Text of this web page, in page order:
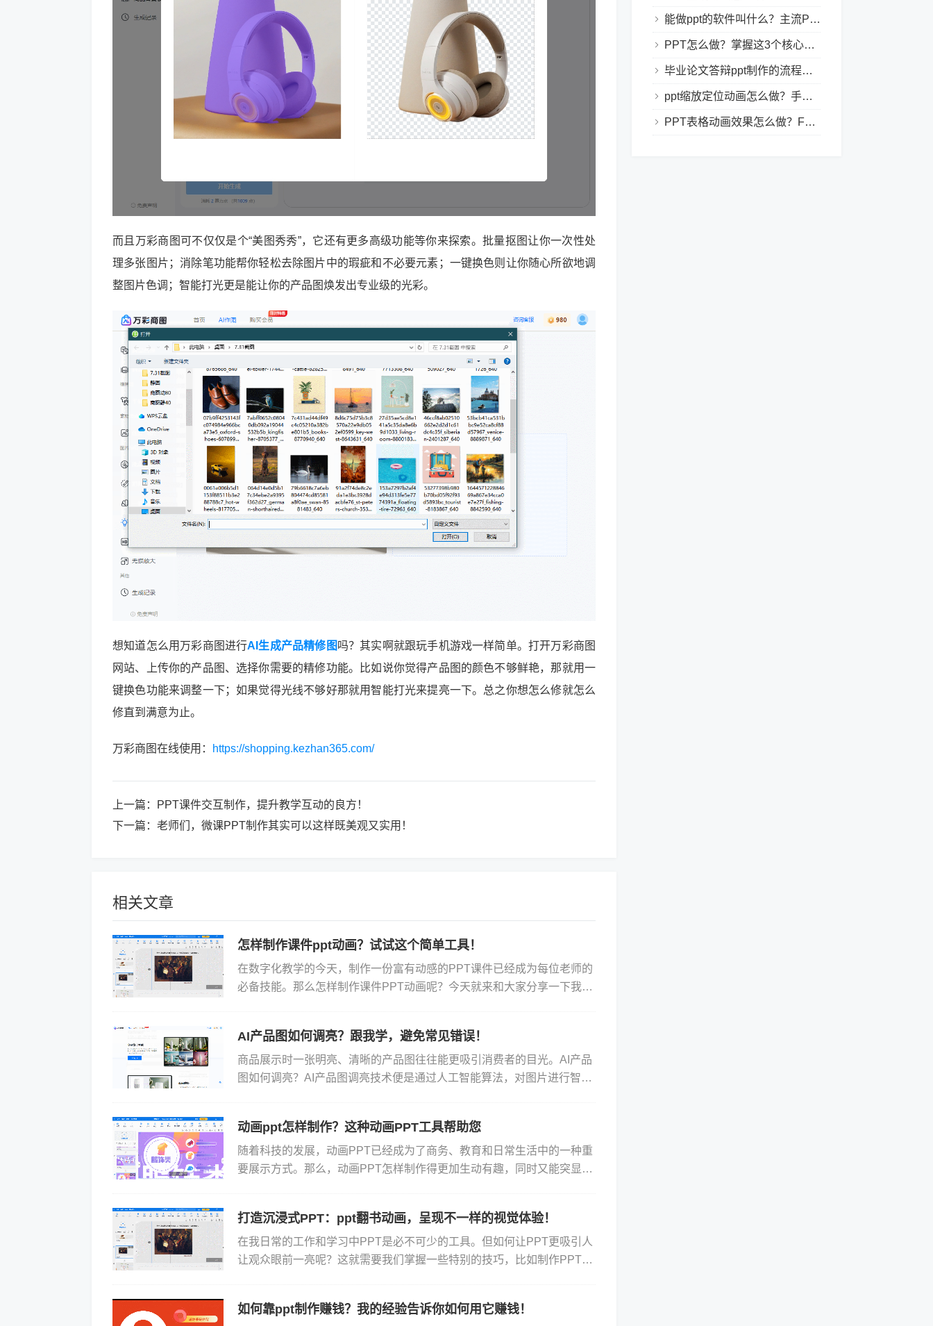
而且万彩商图可不仅仅是个“美图秀秀”，它还有更多高级功能等你来探索。批量抠图让你一次性处
理多张图片；消除笔功能帮你轻松去除图片中的瑕疵和不必要元素；一键换色则让你随心所欲地调
整图片色调；智能打光更是能让你的产品图焕发出专业级的光彩。
想知道怎么用万彩商图进行AI生成产品精修图 吗？其实啊就跟玩手机游戏一样简单。打开万彩商图
网站、上传你的产品图、选择你需要的精修功能。比如说你觉得产品图的颜色不够鲜艳，那就用一
键换色功能来调整一下；如果觉得光线不够好那就用智能打光来提亮一下。总之你想怎么修就怎么
修直到满意为止。
万彩商图在线使用： https://shopping.kezhan365.com/
上一篇：
PPT课件交互制作，提升教学互动的良方！
下一篇： 老师们，微课PPT制作其实可以这样既美观又实用！
相关文章
怎样制作课件ppt动画？试试这个简单工具！
在数字化教学的今天，制作一份富有动感的PPT课件已经成为每位老师的
必备技能。那么怎样制作课件PPT动画呢？今天就来和大家分享一下我的
AI产品图如何调亮？跟我学，避免常见错误！
商品展示时一张明亮、清晰的产品图往往能更吸引消费者的目光。AI产品
图如何调亮？AI产品图调亮技术便是通过人工智能算法，对图片进行智能
动画ppt怎样制作？这种动画PPT工具帮助您
随着科技的发展，动画PPT已经成为了商务、教育和日常生活中的一种重
要展示方式。那么，动画PPT怎样制作得更加生动有趣，同时又能突显专
打造沉浸式PPT：ppt翻书动画，呈现不一样的视觉体验！
在我日常的工作和学习中PPT是必不可少的工具。但如何让PPT更吸引人
让观众眼前一亮呢？这就需要我们掌握一些特别的技巧，比如制作PPT翻
如何靠ppt制作赚钱？我的经验告诉你如何用它赚钱！
能做ppt的软件叫什么？主流PPT制作软件盘点与选型指南
PPT怎么做？掌握这3个核心制作方法与技巧，新手也能变大神！
毕业论文答辩ppt制作的流程是怎样的？新手零门槛指南
ppt缩放定位动画怎么做？手把手教程，小白也能学会做动态PPT
PPT表格动画效果怎么做？Focusky让你的演示更独特！